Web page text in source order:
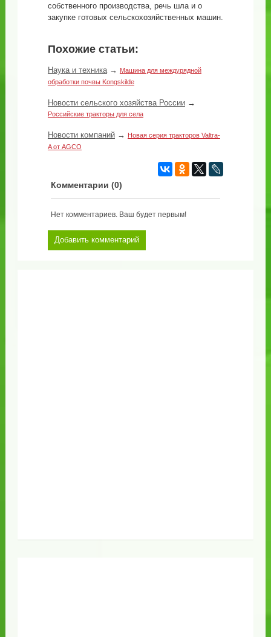
собственного производства, речь шла и о
закупке готовых сельскохозяйственных машин.
Похожие статьи:
Наука и техника→ Машина для междурядной
обработки почвы Kongskilde
Новости сельского хозяйства России→
Российские тракторы для села
Новости компаний→
Новая серия тракторов Valtra-
A от AGCO
Комментарии (0)
Нет комментариев. Ваш будет первым!
Добавить комментарий